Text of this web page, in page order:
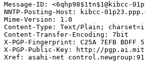
Message-ID: <6qhp98$1tn$1@kibcc-
NNTP-Posting-Host: kibcc-
Mime-Version: 1.0
Content-Type: Text/Plain;
Content-Transfer-Encoding: 7bit
X-PGP-Fingerprint: C25A 7EFB BDFF
X-PGP-Public-Key: http://
Xref: asahi-net